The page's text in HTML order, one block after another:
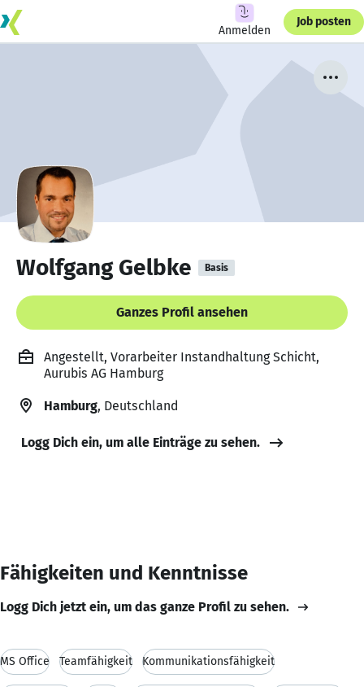
Anmelden
Job posten
Wolfgang Gelbke Basis
Ganzes Profil ansehen
Angestellt, Vorarbeiter Instandhaltung Schicht,
Aurubis AG Hamburg
Hamburg, Deutschland
Logg Dich ein, um alle Einträge zu sehen.
Fähigkeiten und Kenntnisse
Logg Dich jetzt ein, um das ganze Profil zu sehen.
MS Office Teamfähigkeit Kommunikationsfähigkeit